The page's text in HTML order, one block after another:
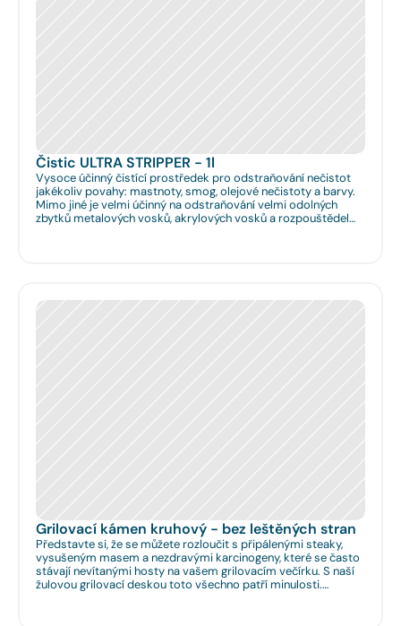
Čistic ULTRA STRIPPER - 1l
Vysoce účinný čistící prostředek pro odstraňování nečistot
jakékoliv povahy: mastnoty, smog, olejové nečistoty a barvy.
Mimo jiné je velmi účinný na odstraňování velmi odolných
zbytků metalových vosků, akrylových vosků a rozpouštědel
Grilovací kámen kruhový - bez leštěných stran
Představte si, že se můžete rozloučit s připálenými steaky,
vysušeným masem a nezdravými karcinogeny, které se často
stávají nevítanými hosty na vašem grilovacím večírku. S naší
žulovou grilovací deskou toto všechno patří minulosti.